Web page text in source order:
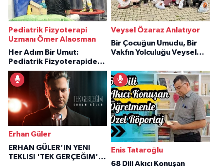
Pediatrik Fizyoterapi
Uzmanı Ömer Alaosman
Her Adım Bir Umut:
Pediatrik Fizyoterapiden
İlham Veren Hikâyeler
Veysel Özaraz Anlatıyor
Bir Çocuğun Umudu, Bir
Vakfın Yolculuğu Veysel
Erhan Güler
ERHAN GÜLER'IN YENI
TEKLISI 'TEK GERÇEĞIM'LE
Enis Tataroğlu
68 Dili Akıcı Konuşan